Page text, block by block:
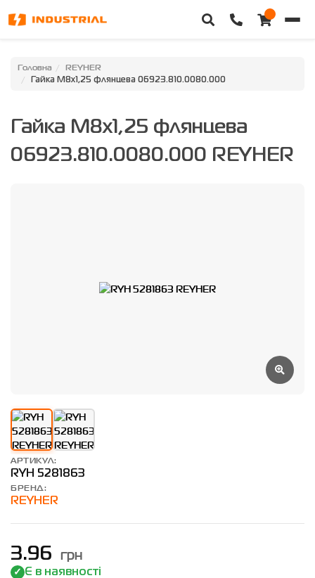
Головна
Категорії
Головна REYHER
Гайка M8x1,25 флянцева 06923.810.0080.000
Гайка M8x1,25 флянцева
06923.810.0080.000 REYHER
АРТИКУЛ:
RYH 5281863
БРЕНД:
REYHER
3.96 грн
Є в наявності